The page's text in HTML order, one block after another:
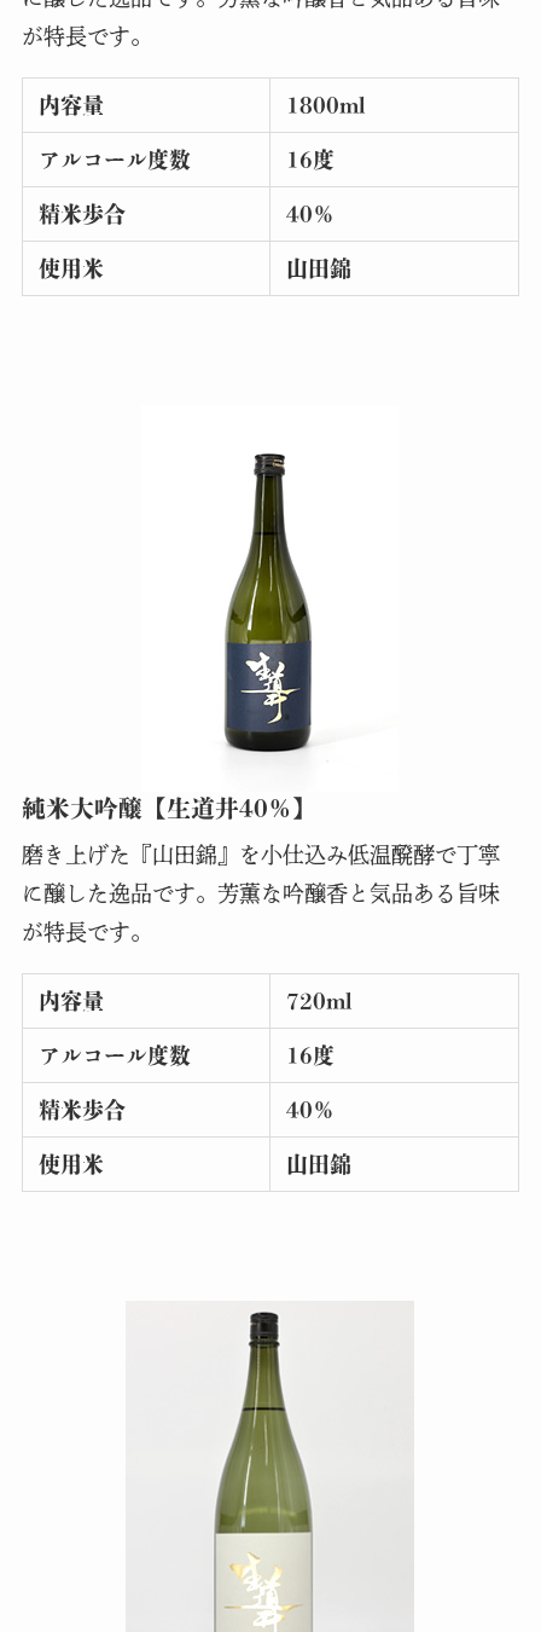
が特長です。
内容量 1800ml
アルコール度数 16度
精米歩合 40％
使用米 山田錦
純米大吟醸【生道井40％】
磨き上げた『山田錦』を小仕込み低温醗酵で丁寧
に醸した逸品です。芳薫な吟醸香と気品ある旨味
が特長です。
内容量 720ml
アルコール度数 16度
精米歩合 40％
使用米 山田錦